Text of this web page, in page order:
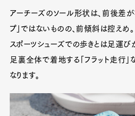
Official Columnist
Contact
アーチーズのソール形状は、前後差が
プ」ではないものの、前傾斜は控えめ。
スポーツシューズでの歩きとは足運び
足裏全体で着地する「フラット走行」
なります。